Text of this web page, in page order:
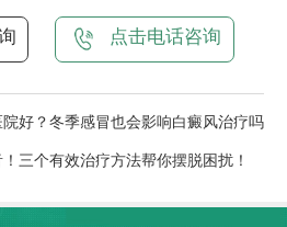
点击电话咨询
好？冬季感冒也会影响白癜风治疗吗
三个有效治疗方法帮你摆脱困扰！